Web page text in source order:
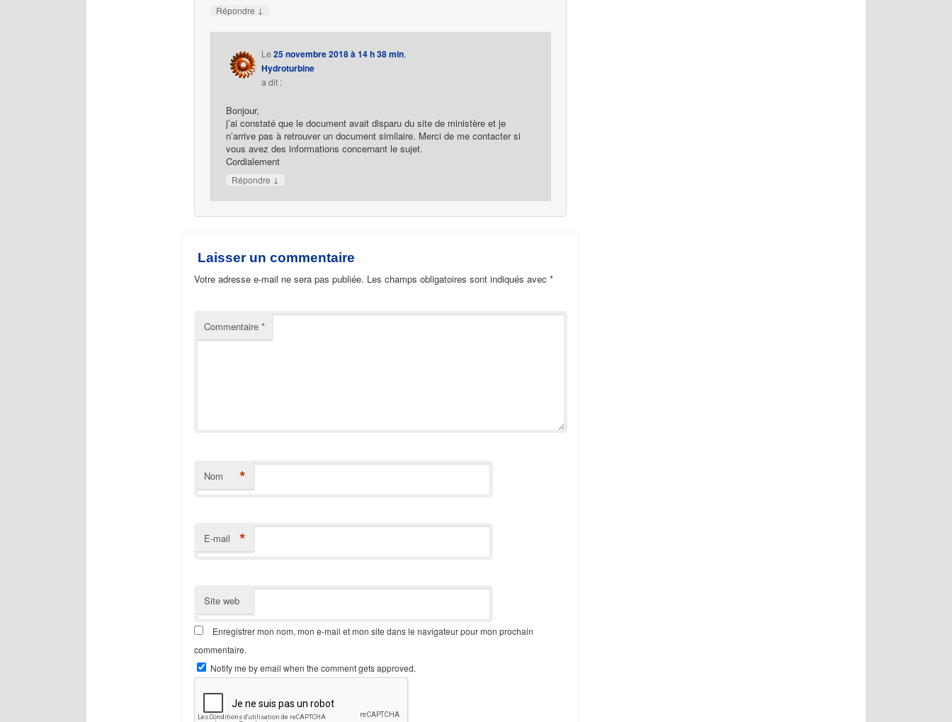
Répondre ↓
Le 25 novembre 2018 à 14 h 38 min,
Hydroturbine
a dit :
Bonjour,
j’ai constaté que le document avait disparu du site de ministère et je
n’arrive pas à retrouver un document similaire. Merci de me contacter si
vous avez des informations concernant le sujet.
Cordialement
Répondre ↓
Laisser un commentaire
Votre adresse e-mail ne sera pas publiée. Les champs obligatoires sont indiqués avec*
Commentaire*
Nom *
E-mail *
Site web
Enregistrer mon nom, mon e-mail et mon site dans le navigateur pour mon prochain
commentaire.
Notify me by email when the comment gets approved.